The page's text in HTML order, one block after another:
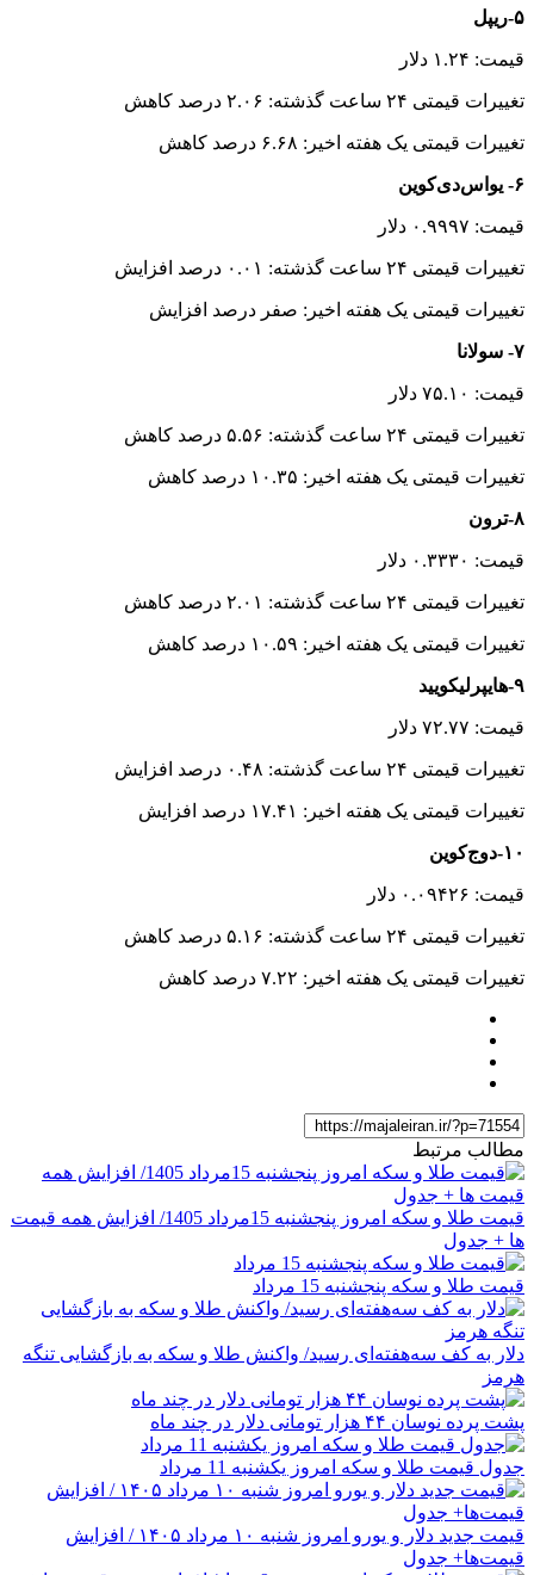
۵-ریپل
قیمت: ۱.۲۴ دلار
تغییرات قیمتی ۲۴ ساعت گذشته: ۲.۰۶ درصد کاهش
تغییرات قیمتی یک هفته اخیر: ۶.۶۸ درصد کاهش
۶- یواس‌دی‌کوین
قیمت: ۰.۹۹۹۷ دلار
تغییرات قیمتی ۲۴ ساعت گذشته: ۰.۰۱ درصد افزایش
تغییرات قیمتی یک هفته اخیر: صفر درصد افزایش
۷- سولانا
قیمت: ۷۵.۱۰ دلار
تغییرات قیمتی ۲۴ ساعت گذشته: ۵.۵۶ درصد کاهش
تغییرات قیمتی یک هفته اخیر: ۱۰.۳۵ درصد کاهش
۸-ترون
قیمت: ۰.۳۳۳۰ دلار
تغییرات قیمتی ۲۴ ساعت گذشته: ۲.۰۱ درصد کاهش
تغییرات قیمتی یک هفته اخیر: ۱۰.۵۹ درصد کاهش
۹-هایپرلیکویید
قیمت: ۷۲.۷۷ دلار
تغییرات قیمتی ۲۴ ساعت گذشته: ۰.۴۸ درصد افزایش
تغییرات قیمتی یک هفته اخیر: ۱۷.۴۱ درصد افزایش
۱۰-دوج‌کوین
قیمت: ۰.۰۹۴۲۶ دلار
تغییرات قیمتی ۲۴ ساعت گذشته: ۵.۱۶ درصد کاهش
تغییرات قیمتی یک هفته اخیر: ۷.۲۲ درصد کاهش
مطالب مرتبط
قیمت طلا و سکه امروز پنجشنبه 15مرداد 1405/ افزایش همه قیمت
ها + جدول
قیمت طلا و سکه پنجشنبه 15 مرداد
دلار به کف سه‌هفته‌ای رسید/ واکنش طلا و سکه به بازگشایی تنگه
هرمز
پشت پرده نوسان ۴۴ هزار تومانی دلار در چند ماه
جدول قیمت طلا و سکه امروز یکشنبه 11 مرداد
قیمت جدید دلار و یورو امروز شنبه ۱۰ مرداد ۱۴۰۵ / افزایش
قیمت‌ها+ جدول